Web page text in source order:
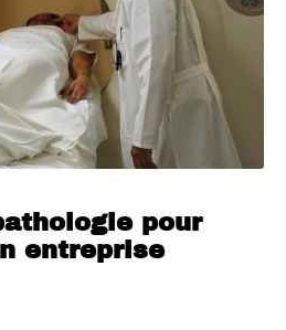
pour
entreprise